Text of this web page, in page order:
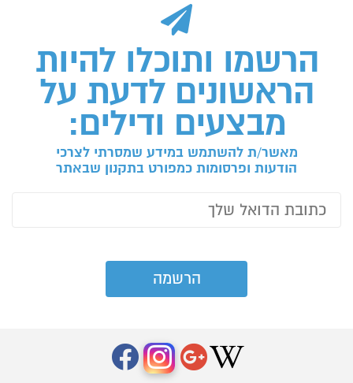
הרשמו ותוכלו להיות
הראשונים לדעת על
מבצעים ודילים:
מאשר/ת להשתמש במידע שמסרתי לצרכי
הודעות ופרסומות כמפורט בתקנון שבאתר